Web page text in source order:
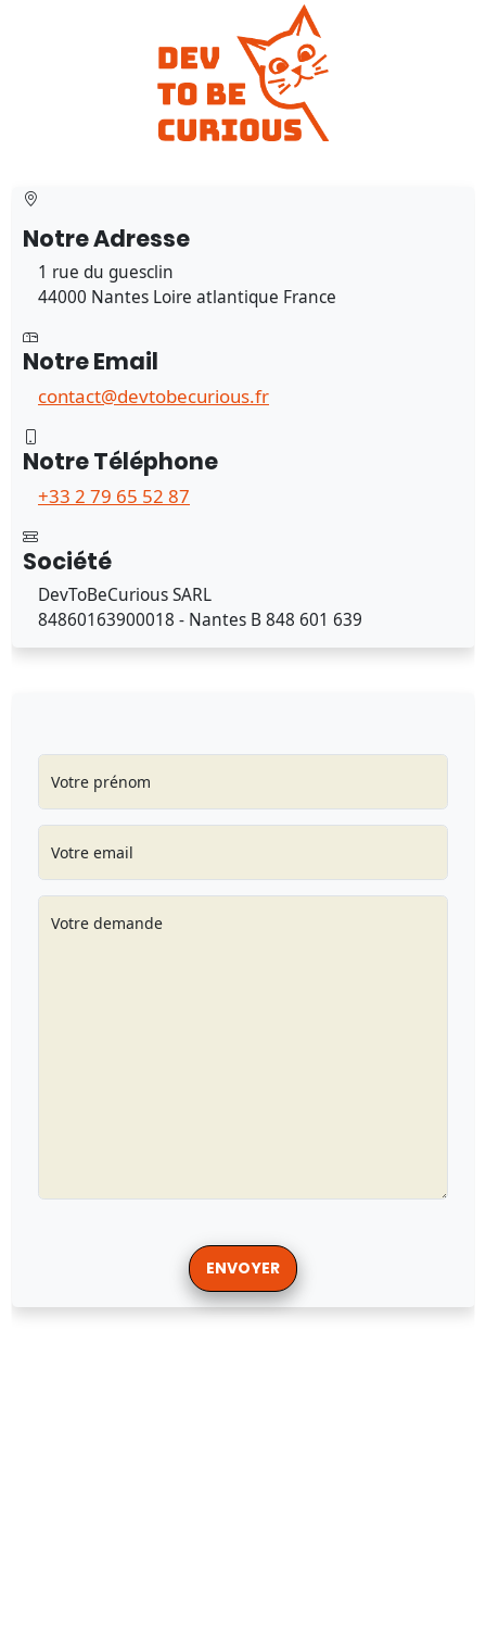
Notre Adresse
1 rue du guesclin
44000 Nantes Loire atlantique France
Notre Email
contact@devtobecurious.fr
Notre Téléphone
+33 2 79 65 52 87
Société
DevToBeCurious SARL
84860163900018 - Nantes B 848 601 639
Votre prénom
Votre email
Votre demande
ENVOYER